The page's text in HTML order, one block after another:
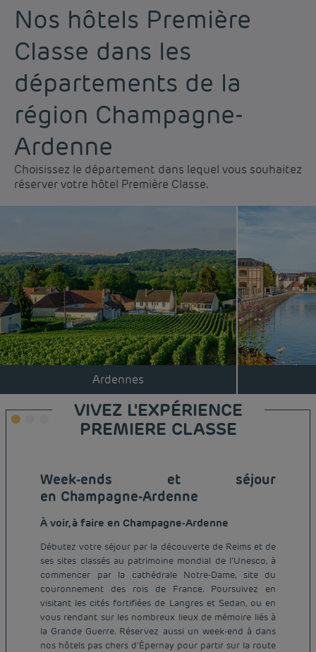
Nos hôtels Première
Classe dans les
départements de la
région Champagne-
Ardenne
Choisissez le département dans lequel vous souhaitez
réserver votre hôtel Première Classe.
Ardennes
VIVEZ L'EXPÉRIENCE
PREMIERE CLASSE
Week-ends et séjour
en Champagne-Ardenne
À voir, à faire en Champagne-Ardenne
Débutez votre séjour par la découverte de Reims et de
ses sites classés au patrimoine mondial de l'Unesco, à
commencer par la cathédrale Notre-Dame, site du
couronnement des rois de France. Poursuivez en
visitant les cités fortifiées de Langres et Sedan, ou en
vous rendant sur les nombreux lieux de mémoire liés à
la Grande Guerre. Réservez aussi un week-end à dans
nos hôtels pas chers d'Épernay pour partir sur la route